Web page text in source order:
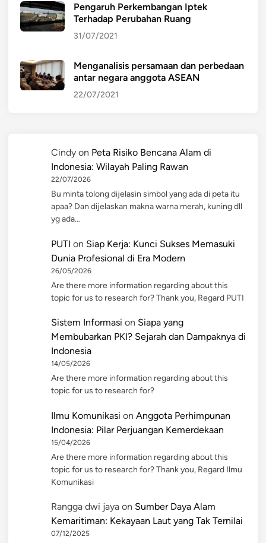
Pengaruh Perkembangan Iptek
Terhadap Perubahan Ruang
31/07/2021
Menganalisis persamaan dan perbedaan
antar negara anggota ASEAN
22/07/2021
Cindy on Peta Risiko Bencana Alam di
Indonesia: Wilayah Paling Rawan
22/07/2026
Bu minta tolong dijelasin simbol yang ada di peta itu
apaa? Dan dijelaskan makna warna merah, kuning dll
yg ada…
PUTI on Siap Kerja: Kunci Sukses Memasuki
Dunia Profesional di Era Modern
26/05/2026
Are there more information regarding about this
topic for us to research for? Thank you, Regard PUTI
Sistem Informasi on Siapa yang
Membubarkan PKI? Sejarah dan Dampaknya di
Indonesia
14/05/2026
Are there more information regarding about this
topic for us to research for?
Ilmu Komunikasi on Anggota Perhimpunan
Indonesia: Pilar Perjuangan Kemerdekaan
15/04/2026
Are there more information regarding about this
topic for us to research for? Thank you, Regard Ilmu
Komunikasi
Rangga dwi jaya on Sumber Daya Alam
Kemaritiman: Kekayaan Laut yang Tak Ternilai
07/12/2025